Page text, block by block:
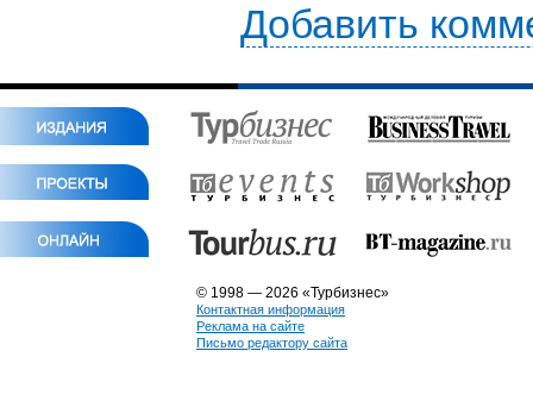
Добавить
© 1998 — 2026 «Турбизнес»
Контактная информация
Реклама на сайте
Письмо редактору сайта